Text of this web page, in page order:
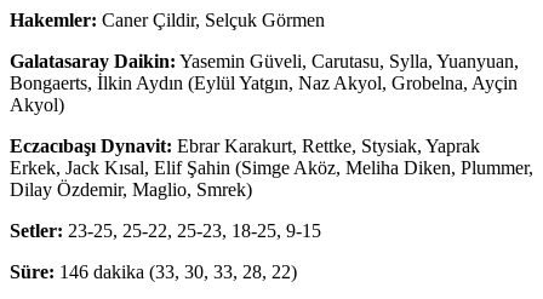
Hakemler: Caner Çildir, Selçuk Görmen
Galatasaray Daikin: Yasemin Güveli, Carutasu, Sylla, Yuanyuan,
Bongaerts, İlkin Aydın (Eylül Yatgın, Naz Akyol, Grobelna, Ayçin
Akyol)
Eczacıbaşı Dynavit: Ebrar Karakurt, Rettke, Stysiak, Yaprak
Erkek, Jack Kısal, Elif Şahin (Simge Aköz, Meliha Diken, Plummer,
Dilay Özdemir, Maglio, Smrek)
Setler: 23-25, 25-22, 25-23, 18-25, 9-15
Süre: 146 dakika (33, 30, 33, 28, 22)